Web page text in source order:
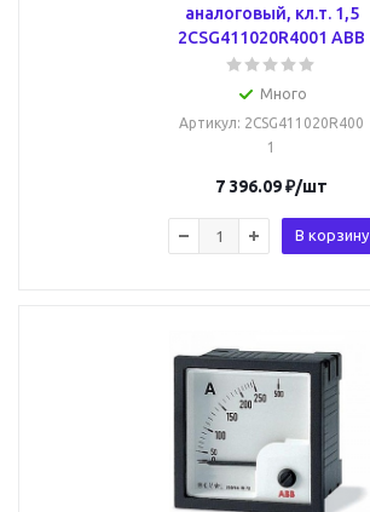
аналоговый, кл.т. 1,5
2CSG411020R4001 ABB
Много
Артикул: 2CSG411020R400
1
7 396.09₽/шт
В корзину